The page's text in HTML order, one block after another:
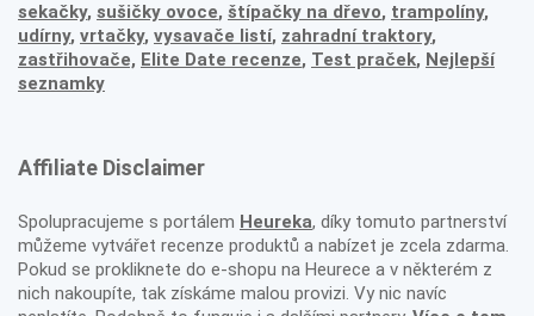
sekačky, sušičky ovoce, štípačky na dřevo, trampolíny,
udírny, vrtačky, vysavače listí, zahradní traktory,
zastřihovače, Elite Date recenze, Test praček, Nejlepší
seznamky
Affiliate Disclaimer
Spolupracujeme s portálem Heureka, díky tomuto partnerství
můžeme vytvářet recenze produktů a nabízet je zcela zdarma.
Pokud se prokliknete do e-shopu na Heurece a v některém z
nich nakoupíte, tak získáme malou provizi. Vy nic navíc